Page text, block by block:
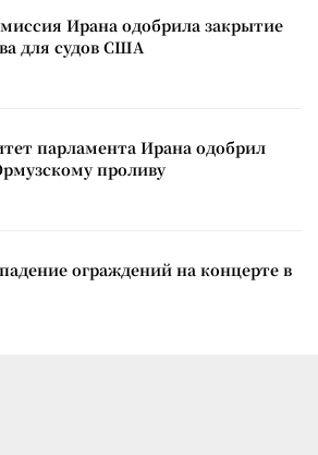
Ирана одобрила закрытие
для судов США
парламента Ирана одобрил
проливу
ограждений на концерте в